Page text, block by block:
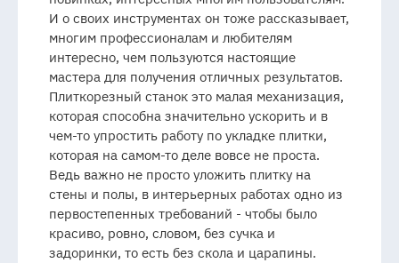
И о своих инструментах он тоже рассказывает,
многим профессионалам и любителям
интересно, чем пользуются настоящие
мастера для получения отличных результатов.
Плиткорезный станок это малая механизация,
которая способна значительно ускорить и в
чем-то упростить работу по укладке плитки,
которая на самом-то деле вовсе не проста.
Ведь важно не просто уложить плитку на
стены и полы, в интерьерных работах одно из
первостепенных требований - чтобы было
красиво, ровно, словом, без сучка и
задоринки, то есть без скола и царапины.